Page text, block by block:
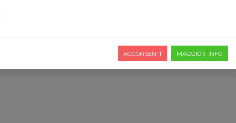
ACCONSENTI MAGGIORI INFO